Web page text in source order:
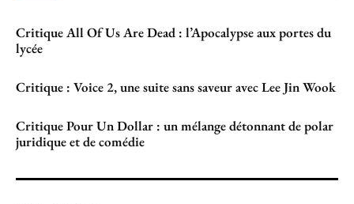
Critique All Of Us Are Dead : l’Apocalypse aux portes du
lycée
Critique : Voice 2, une suite sans saveur avec Lee Jin Wook
Critique Pour Un Dollar : un mélange détonnant de polar
juridique et de comédie